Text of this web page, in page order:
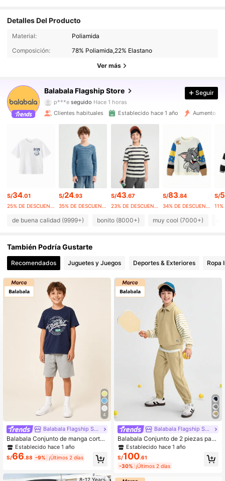
Detalles Del Producto
Material:
Poliamida
Composición:
78% Poliamida,22% Elastano
Ver más
Balabala Flagship Store
194K Seguidores
4.93
194K Seguidores
p***e seguido Hace 1 horas
4.93
194K Seguidores
4.93 194K Seguidores
194K Seguidores
194K Seguidores
194K Seguidores
4.93 194K Seguidores
Seguir
Clientes habituales Establecido hace 1 año Aumento
S/34.01
25% DE DESCUENTO
S/24.93
35% DE DESCUENTO
S/43.67
23% DE DESCUENTO
S/83.84
34% DE DESCUENTO
S/
de buena calidad (9999+) bonito (8000+) muy cool (7000+)
También Podría Gustarte
Recomendados Juguetes y Juegos Deportes & Exteriores Ropa
4
Balabala Flagship Store
Balabala Conjunto de manga corta
para niños primavera/verano 2026,
top de secado rápido y pantalones
cortos, cómodo y suave, estilo casu
Establecido hace 1 año
S/66.88 -9% ¡Últimos 2 días
8-12 Years
Balabala Flagship Store
Balabala Conjunto de 2 piezas para
niños, nuevo otoño 2025, estilo dep
ortivo casual y cómodo
Establecido hace 1 año
S/100.61
-30% ¡Últimos 2 días